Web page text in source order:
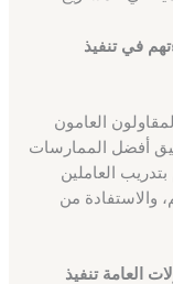
في تنفيذ
العامون
أفضل الممارسات
العاملين
والاستفادة من
العامة تنفيذ